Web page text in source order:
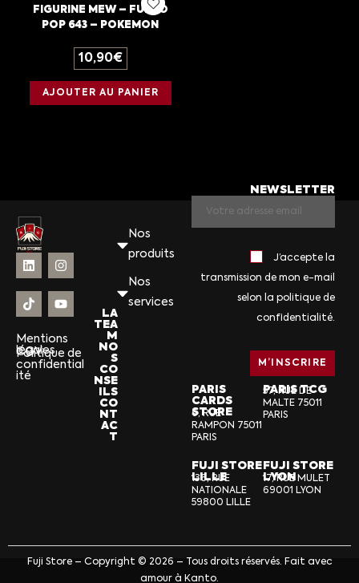
FIGURINE MEW – FUNKO
POP 643 – POKEMON
10,90€
AJOUTER AU PANIER
Mentions
légales
CGV
Politique de
confidential
ité
Nos
produits
Nos
services
LA
TEA
M
NO
S
CO
NSE
ILS
CO
NT
AC
T
NEWSLETTER
J’accepte la
transmission de mon e-mail
selon la politique de
confidentialité.
PARIS
CARDS
STORE
6, RUE
RAMPON 75011
PARIS
PARIS TCG
57, RUE DE
MALTE 75011
PARIS
FUJI STORE
LILLE
136, RUE
NATIONALE
59800 LILLE
FUJI STORE
LYON
17, RUE MULET
69001 LYON
Fuji Store – Copyright © 2026 – Tous droits réservés. Fait avec
amour à Kanto.